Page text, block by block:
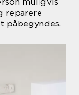
muligvis
reparere
påbegyndes.